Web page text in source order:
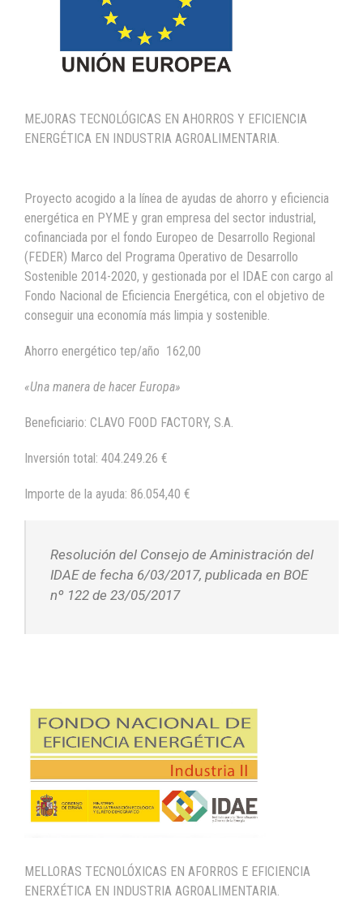
MEJORAS TECNOLÓGICAS EN AHORROS Y EFICIENCIA
ENERGÉTICA EN INDUSTRIA AGROALIMENTARIA.
Proyecto acogido a la línea de ayudas de ahorro y eficiencia
energética en PYME y gran empresa del sector industrial,
cofinanciada por el fondo Europeo de Desarrollo Regional
(FEDER) Marco del Programa Operativo de Desarrollo
Sostenible 2014-2020, y gestionada por el IDAE con cargo al
Fondo Nacional de Eficiencia Energética, con el objetivo de
conseguir una economía más limpia y sostenible.
Ahorro energético tep/año 162,00
«Una manera de hacer Europa»
Beneficiario: CLAVO FOOD FACTORY, S.A.
Inversión total: 404.249.26 €
Importe de la ayuda: 86.054,40 €
Resolución del Consejo de Aministración del
IDAE de fecha 6/03/2017, publicada en BOE
nº 122 de 23/05/2017
MELLORAS TECNOLÓXICAS EN AFORROS E EFICIENCIA
ENERXÉTICA EN INDUSTRIA AGROALIMENTARIA.